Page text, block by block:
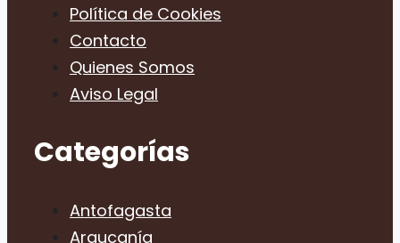
Política de Cookies
Contacto
Quienes Somos
Aviso Legal
Categorías
Antofagasta
Araucanía